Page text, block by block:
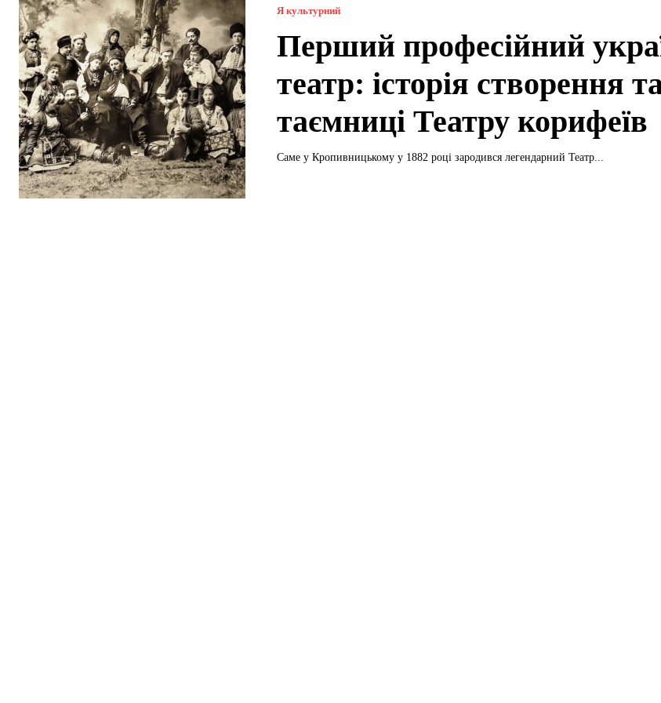
Я культурний
Перший професійний
театр: історія створення
таємниці Театру корифеїв
Саме у Кропивницькому у 1882 році зародився легендарний Театр...